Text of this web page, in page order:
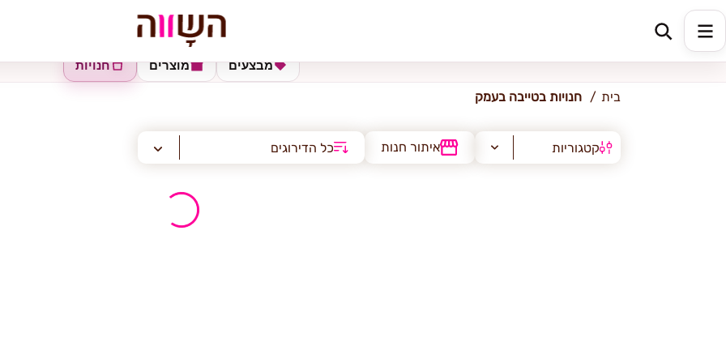
טייבה (בעמק)
חנויות מוצרים מבצעים
בית חנויות בטייבה בעמק
קטגוריות איתור חנות כל הדירוגים